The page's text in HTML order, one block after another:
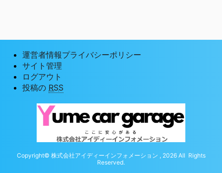
運営者情報プライバシーポリシー
サイト管理
ログアウト
投稿の RSS
Copyright© 株式会社アイディーインフォメーション , 2026 All Rights
Reserved.